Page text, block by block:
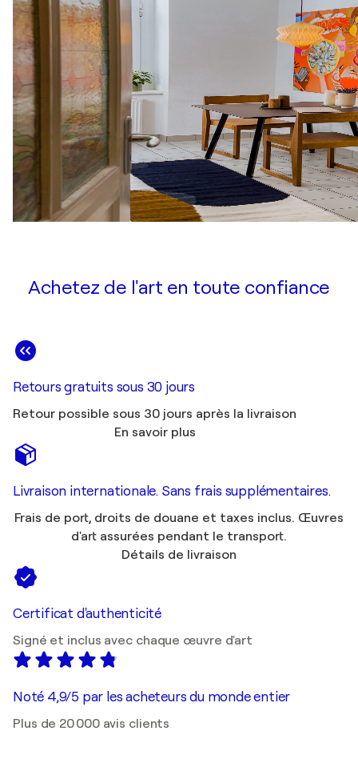
Achetez de l'art en toute confiance
Retours gratuits sous 30 jours
Retour possible sous 30 jours après la livraison
En savoir plus
Livraison internationale. Sans frais supplémentaires.
Frais de port, droits de douane et taxes inclus. Œuvres
d'art assurées pendant le transport.
Détails de livraison
Certificat d'authenticité
Signé et inclus avec chaque œuvre d'art
Noté 4,9/5 par les acheteurs du monde entier
Plus de 20 000 avis clients